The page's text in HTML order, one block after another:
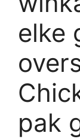
elke
pak